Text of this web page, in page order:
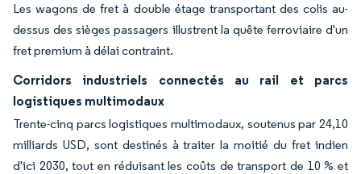
Les wagons de fret à double étage transportant des colis au-
dessus des sièges passagers illustrent la quête ferroviaire d'un
fret premium à délai contraint.
Corridors industriels connectés au rail et parcs
logistiques multimodaux
Trente-cinq parcs logistiques multimodaux, soutenus par 24,10
milliards USD, sont destinés à traiter la moitié du fret indien
d'ici 2030, tout en réduisant les coûts de transport de 10 % et